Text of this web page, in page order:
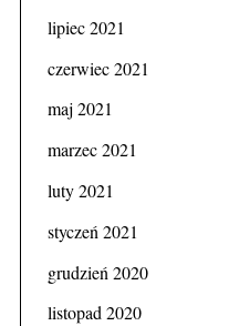
lipiec 2021
czerwiec 2021
maj 2021
marzec 2021
luty 2021
styczeń 2021
grudzień 2020
listopad 2020